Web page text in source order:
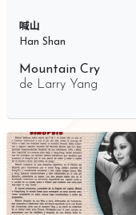
喊山
Han Shan
Mountain Cry
de Larry Yang